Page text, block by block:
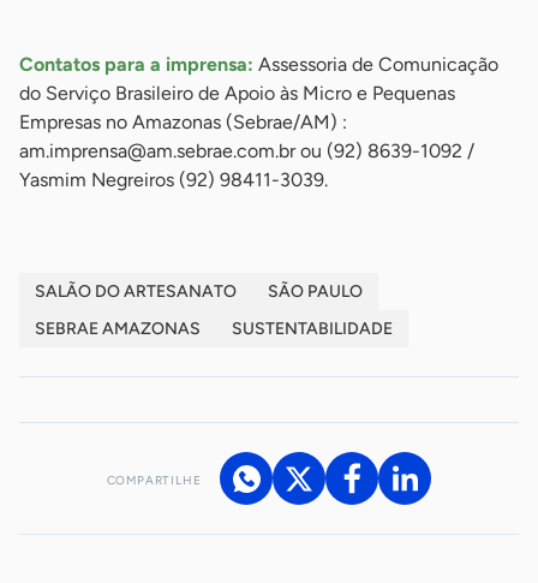
Contatos para a imprensa: Assessoria de Comunicação
do Serviço Brasileiro de Apoio às Micro e Pequenas
Empresas no Amazonas (Sebrae/AM) :
am.imprensa@am.sebrae.com.brou (92) 8639-1092 /
Yasmim Negreiros (92) 98411-3039.
SALÃO DO ARTESANATO
SÃO PAULO
SEBRAE AMAZONAS
SUSTENTABILIDADE
COMPARTILHE